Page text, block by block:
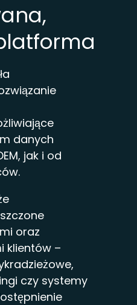
danych
jak i od
oraz
klientów –
czy systemy